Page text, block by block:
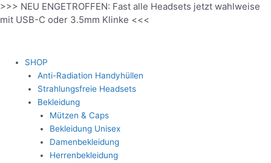
Zum
Inhalt
>>> NEU ENGETROFFEN: Fast alle Headsets jetzt wahlweise
mit USB-C oder 3.5mm Klinke <<<
SHOP
Anti-Radiation Handyhüllen
Strahlungsfreie Headsets
Bekleidung
Mützen & Caps
Bekleidung Unisex
Damenbekleidung
Herrenbekleidung